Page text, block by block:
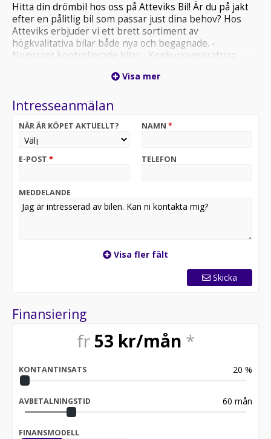
Hitta din drömbil hos oss på Atteviks Bil! Är du på jakt
efter en pålitlig bil som passar just dina behov? Hos
Atteviks erbjuder vi ett brett sortiment av
högkvalitativa bilar både nya och begagnade. -
Noggrant kontrollerade bilar - Konkurrenskraftiga
serviceavtal Låt oss hjälpa dig att hitta rätt bil med
kontakta Elias Bengtsson på 0470-75 31 84 eller via e-
Välkommen till Atteviks SKODA i Växjö!
Visa mer
Intresseanmälan
NÄR ÄR KÖPET AKTUELLT? NAMN *
E-POST * TELEFON
MEDDELANDE
Visa fler fält
Skicka
Finansiering
fr 53 kr/mån *
KONTANTINSATS 20 %
AVBETALNINGSTID 60 mån
FINANSMODELL